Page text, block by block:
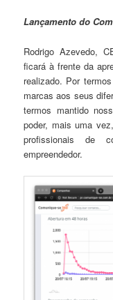
Lançamento do
Rodrigo Azevedo,
ficará à frente da
realizado. Por
marcas aos seus
termos mantido
poder, mais uma
profissionais de
empreendedor.